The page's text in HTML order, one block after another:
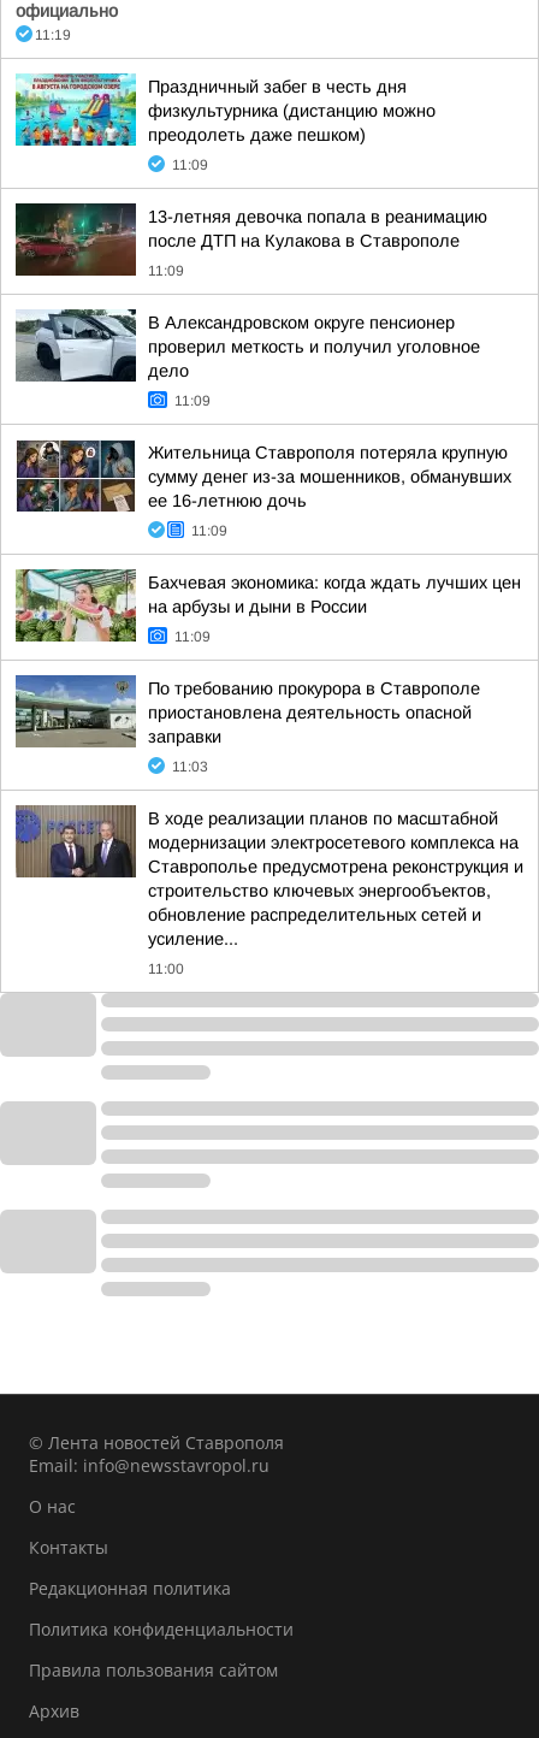
официально
11:19
Праздничный забег в честь дня
физкультурника (дистанцию можно
преодолеть даже пешком)
11:09
13-летняя девочка попала в реанимацию
после ДТП на Кулакова в Ставрополе
11:09
В Александровском округе пенсионер
проверил меткость и получил уголовное
дело
11:09
Жительница Ставрополя потеряла крупную
сумму денег из-за мошенников, обманувших
ее 16-летнюю дочь
11:09
Бахчевая экономика: когда ждать лучших цен
на арбузы и дыни в России
11:09
По требованию прокурора в Ставрополе
приостановлена деятельность опасной
заправки
11:03
В ходе реализации планов по масштабной
модернизации электросетевого комплекса на
Ставрополье предусмотрена реконструкция и
строительство ключевых энергообъектов,
обновление распределительных сетей и
усиление...
11:00
© Лента новостей Ставрополя
Email: info@newsstavropol.ru
О нас
Контакты
Редакционная политика
Политика конфиденциальности
Правила пользования сайтом
Архив